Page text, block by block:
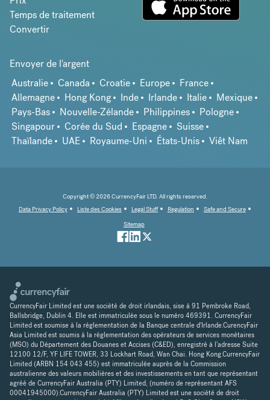
Temps de traitement
Convertir
Envoyer de l'argent
Australie
Canada Croatie Europe
France
Allemagne
Hong Kong Inde Irlande Italie
Mexique
Pays-Bas
Nouvelle-Zélande Philippines
Pologne
Singapour
Corée du Sud Espagne
Suisse
Thaïlande
UAE Royaume-Uni États-Unis Viêt Nam
Copyright © 2026 CurrencyFair LTD. All rights reserved.
Data Privacy Policy
Liste des Cookies Legal Stuff Regulation
Safe and Secure
Sitemap
CurrencyFair Limited est une société de droit irlandais, sise à 91 Pembroke Road,
Ballsbridge, Dublin 4. Elle est immatriculée sous le numéro 469391. CurrencyFair
Limited est soumise à la réglementation de la Banque centrale d'Irlande.CurencyFair
Asia Limited est soumis à la réglementation des opérateurs de services monétaires
(MSO) du Département des Douanes et Accises (C&ED), enregistré à l'adresse Suite
12100 12/F, YF LIFE TOWER, 33 Lockhart Road, Wan Chai. Hong Kong.CurrencyFair
Limited (ARBN 154 043 455) est immatriculée auprès de la Commission
australienne des valeurs mobilières et des investissements en tant que représentant
agréé de CurrencyFair Australia (PTY) Limited, (numéro de représentant AFS
00041945000).CurrencyFair Australia (PTY) Limited est une société de droit